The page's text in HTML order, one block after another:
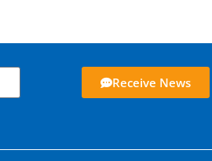
Receive News